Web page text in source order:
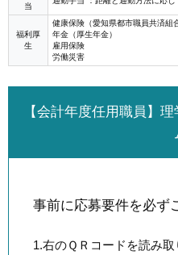
当
福利厚
生
健康保険（愛知県都市職員共済組
年金（厚生年金）
雇用保険
労働災害
【会計年度任用職員】
事前に応募要件を必ず
1.右のＱＲコードを読み